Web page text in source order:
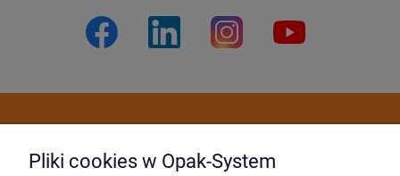
Pliki cookies w Opak-System